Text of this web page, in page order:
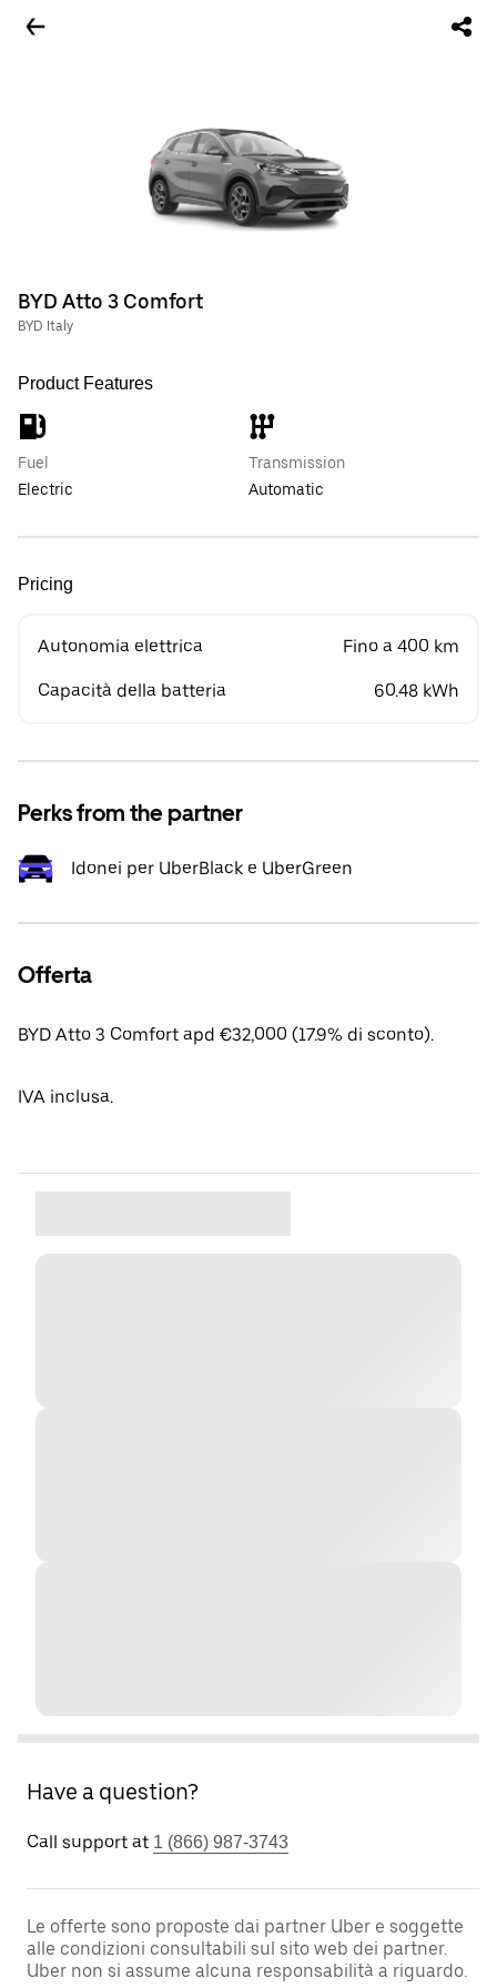
BYD Atto 3 Comfort
BYD Italy
Product Features
Fuel
Electric
Transmission
Automatic
Pricing
Autonomia elettrica Fino a 400 km
Capacità della batteria 60.48 kWh
Perks from the partner
Idonei per UberBlack e UberGreen
Offerta
BYD Atto 3 Comfort apd €32,000 (17.9% di sconto).
IVA inclusa.
Have a question?
Call support at 1 (866) 987-3743
Le offerte sono proposte dai partner Uber e soggette
alle condizioni consultabili sul sito web dei partner.
Uber non si assume alcuna responsabilità a riguardo.